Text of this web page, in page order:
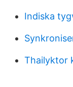
Indiska
Thailyktor